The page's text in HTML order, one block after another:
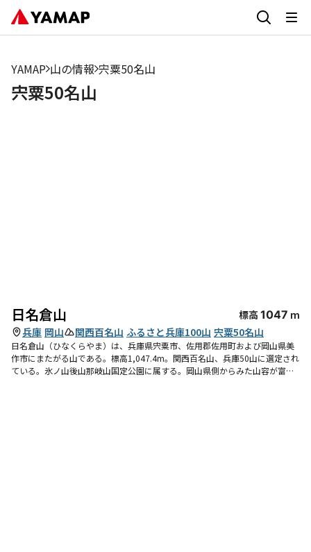
YAMAP 山の情報 宍粟50名山
宍粟50名山
日名倉山 標高 1047 m
兵庫 岡山 関西百名山 ふるさと兵庫100山 宍粟50名山
日名倉山（ひなくらやま）は、兵庫県宍粟市、佐用郡佐用町および岡山県美
作市にまたがる山である。標高1,047.4m。関西百名山、兵庫50山に選定され
ている。氷ノ山後山那岐山国定公園に属する。岡山県側からみた山容が富士